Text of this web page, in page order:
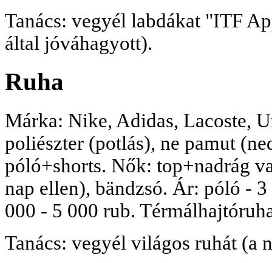
Tanács: vegyél labdákat "ITF
által jóváhagyott).
Ruha
Márka: Nike, Adidas, Lacoste,
poliészter (potlás), ne pamut
póló+shorts. Nők: top+nadrág
nap ellen), bändzsó. Ár: póló -
000 - 5 000 rub.
Tanács: vegyél világos ruhát (a